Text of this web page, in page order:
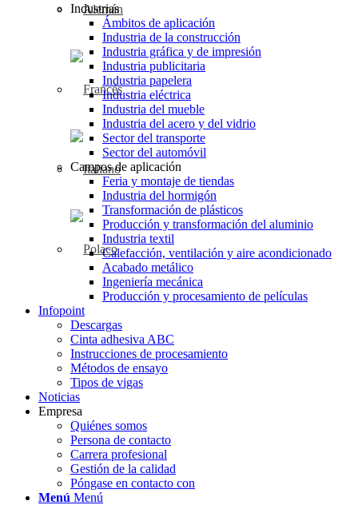
Industrias
Ámbitos de aplicación
Industria de la construcción
Industria gráfica y de impresión
Industria publicitaria
Industria papelera
Industria eléctrica
Industria del mueble
Industria del acero y del vidrio
Sector del transporte
Sector del automóvil
Campos de aplicación
Feria y montaje de tiendas
Industria del hormigón
Transformación de plásticos
Producción y transformación del aluminio
Industria textil
Calefacción, ventilación y aire acondicionado
Acabado metálico
Ingeniería mecánica
Producción y procesamiento de películas
Infopoint
Descargas
Cinta adhesiva ABC
Instrucciones de procesamiento
Métodos de ensayo
Tipos de vigas
Noticias
Empresa
Quiénes somos
Persona de contacto
Carrera profesional
Gestión de la calidad
Póngase en contacto con
Menú Menú